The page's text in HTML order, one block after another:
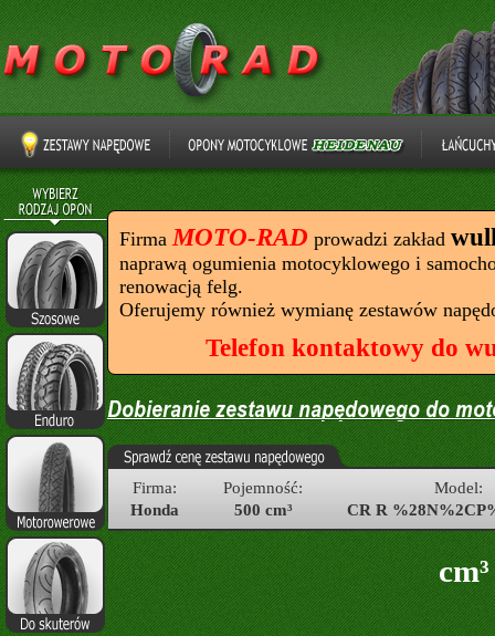
FirmaMOTO-RAD prowadzi zakład
naprawą ogumienia motocyklowego i
renowacją felg.
Oferujemy również wymianę zestawów
Telefon kontaktowy do
Firma:
Honda
Pojemność:
500 cm³
Model:
CR R